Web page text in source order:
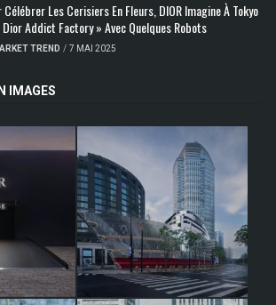
Célébrer Les Cerisiers En Fleurs, DIOR Imagine À Tokyo
Dior Addict Factory » Avec Quelques Robots
TREND / 7 MAI 2025
IMAGES